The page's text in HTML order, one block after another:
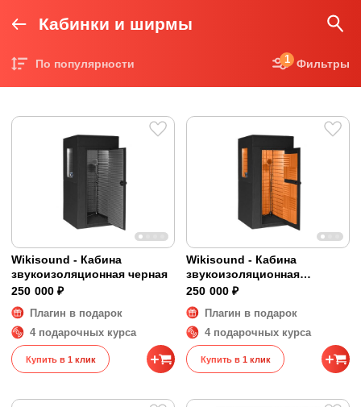
Кабинки и ширмы
По популярности Фильтры
1
Wikisound - Кабина
звукоизоляционная черная
250 000 ₽
Плагин в подарок
4 подарочных курса
Купить в 1 клик
Wikisound - Кабина
звукоизоляционная
оранжевая
250 000 ₽
Плагин в подарок
4 подарочных курса
Купить в 1 клик